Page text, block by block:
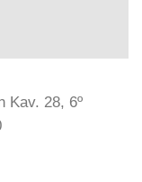
Kav. 28, 6º